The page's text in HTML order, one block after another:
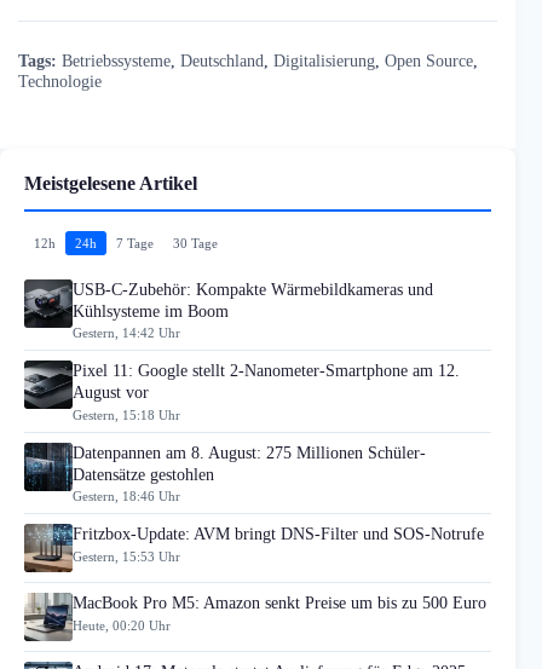
Tags: Betriebssysteme Deutschland Digitalisierung Open Source
Technologie
Meistgelesene Artikel
12h 24h 7 Tage 30 Tage
USB-C-Zubehör: Kompakte Wärmebildkameras und
Kühlsysteme im Boom
Gestern, 14:42 Uhr
Pixel 11: Google stellt 2-Nanometer-Smartphone am 12.
August vor
Gestern, 15:18 Uhr
Datenpannen am 8. August: 275 Millionen Schüler-
Datensätze gestohlen
Gestern, 18:46 Uhr
Fritzbox-Update: AVM bringt DNS-Filter und SOS-Notrufe
Gestern, 15:53 Uhr
MacBook Pro M5: Amazon senkt Preise um bis zu 500 Euro
Heute, 00:20 Uhr